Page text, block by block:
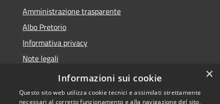
Amministrazione trasparente
Albo Pretorio
Informativa privacy
Note legali
Dichiarazione di accessibilità
×
Informazioni sui cookie
Questo sito web utilizza cookie tecnici e assimilati strettamente
necessari al corretto funzionamento e alla navigazione del sito,